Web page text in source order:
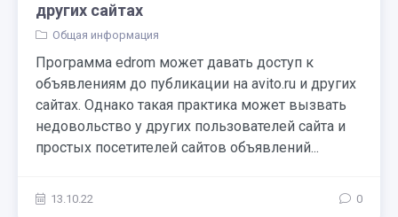
других сайтах
Общая информация
Программа edrom может давать доступ к
объявлениям до публикации на avito.ru и других
сайтах. Однако такая практика может вызвать
недовольство у других пользователей сайта и
простых посетителей сайтов объявлений...
13.10.22 0